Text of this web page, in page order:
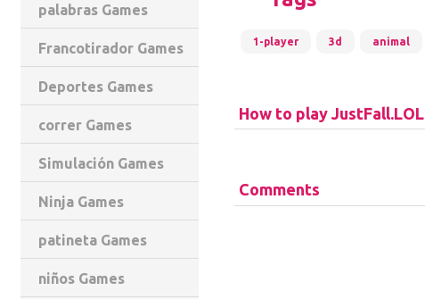
palabras Games
Francotirador Games
Deportes Games
correr Games
Simulación Games
Ninja Games
patineta Games
niños Games
1-player 3d animal
How to play JustFall.LOL
Comments